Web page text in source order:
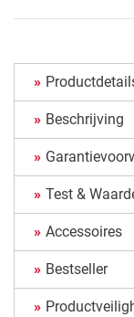
Beschrijving
Test &
Accessoires
Bestseller